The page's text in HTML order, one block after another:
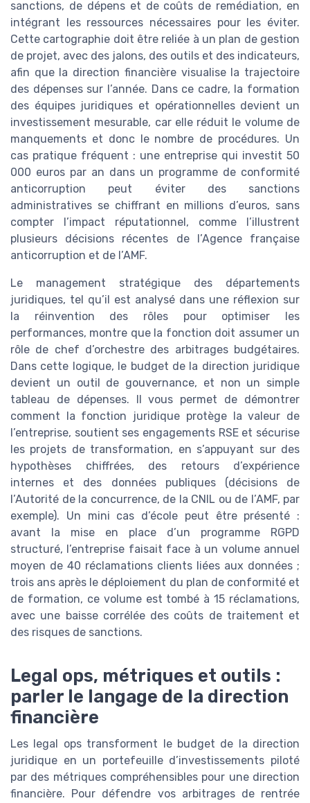
sanctions, de dépens et de coûts de remédiation, en
intégrant les ressources nécessaires pour les éviter.
Cette cartographie doit être reliée à un plan de gestion
de projet, avec des jalons, des outils et des indicateurs,
afin que la direction financière visualise la trajectoire
des dépenses sur l’année. Dans ce cadre, la formation
des équipes juridiques et opérationnelles devient un
investissement mesurable, car elle réduit le volume de
manquements et donc le nombre de procédures. Un
cas pratique fréquent : une entreprise qui investit 50
000 euros par an dans un programme de conformité
anticorruption peut éviter des sanctions
administratives se chiffrant en millions d’euros, sans
compter l’impact réputationnel, comme l’illustrent
plusieurs décisions récentes de l’Agence française
anticorruption et de l’AMF.
Le management stratégique des départements
juridiques, tel qu’il est analysé dans une réflexion sur
la réinvention des rôles pour optimiser les
performances, montre que la fonction doit assumer un
rôle de chef d’orchestre des arbitrages budgétaires.
Dans cette logique, le budget de la direction juridique
devient un outil de gouvernance, et non un simple
tableau de dépenses. Il vous permet de démontrer
comment la fonction juridique protège la valeur de
l’entreprise, soutient ses engagements RSE et sécurise
les projets de transformation, en s’appuyant sur des
hypothèses chiffrées, des retours d’expérience
internes et des données publiques (décisions de
l’Autorité de la concurrence, de la CNIL ou de l’AMF, par
exemple). Un mini cas d’école peut être présenté :
avant la mise en place d’un programme RGPD
structuré, l’entreprise faisait face à un volume annuel
moyen de 40 réclamations clients liées aux données ;
trois ans après le déploiement du plan de conformité et
de formation, ce volume est tombé à 15 réclamations,
avec une baisse corrélée des coûts de traitement et
des risques de sanctions.
Legal ops, métriques et outils :
parler le langage de la direction
financière
Les legal ops transforment le budget de la direction
juridique en un portefeuille d’investissements piloté
par des métriques compréhensibles pour une direction
financière. Pour défendre vos arbitrages de rentrée